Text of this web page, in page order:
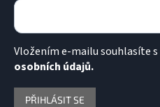
Vložením e-mailu souhlasíte s
osobních údajů.
PŘIHLÁSIT SE